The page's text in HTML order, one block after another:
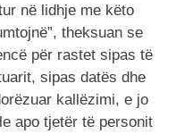
në lidhje me këto
theksuan se
për rastet sipas të
sipas datës dhe
kallëzimi, e jo
apo tjetër të personit